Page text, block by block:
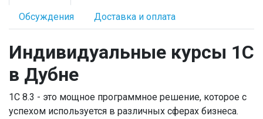
Обсуждения Доставка и оплата
Индивидуальные курсы 1С
в Дубне
1С 8.3 - это мощное программное решение, которое с
успехом используется в различных сферах бизнеса.